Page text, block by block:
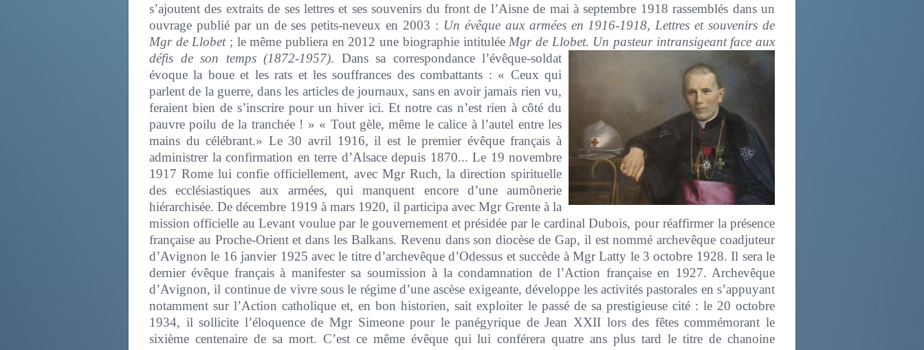
s’ajoutent des extraits de ses lettres et ses souvenirs du front de l’Aisne de mai à septembre 1918 rassemblés dans un
ouvrage publié par un de ses petits-neveux en 2003 : Un évêque aux armées en 1916-1918, Lettres et souvenirs de
Mgr de Llobet; le même publiera en 2012 une biographie intitulée Mgr de Llobet. Un pasteur intransigeant face aux
défis de son temps (1872-1957). Dans sa correspondance l’évêque-soldat
évoque la boue et les rats et les souffrances des combattants : « Ceux qui
parlent de la guerre, dans les articles de journaux, sans en avoir jamais rien vu,
feraient bien de s’inscrire pour un hiver ici. Et notre cas n’est rien à côté du
pauvre poilu de la tranchée ! » « Tout gèle, même le calice à l’autel entre les
mains du célébrant.» Le 30 avril 1916, il est le premier évêque français à
administrer la confirmation en terre d’Alsace depuis 1870... Le 19 novembre
1917 Rome lui confie officiellement, avec Mgr Ruch, la direction spirituelle
des ecclésiastiques aux armées, qui manquent encore d’une aumônerie
hiérarchisée. De décembre 1919 à mars 1920, il participa avec Mgr Grente à la
mission officielle au Levant voulue par le gouvernement et présidée par le cardinal Dubois, pour réaffirmer la présence
française au Proche-Orient et dans les Balkans. Revenu dans son diocèse de Gap, il est nommé archevêque coadjuteur
d’Avignon le 16 janvier 1925 avec le titre d’archevêque d’Odessus et succède à Mgr Latty le 3 octobre 1928. Il sera le
dernier évêque français à manifester sa soumission à la condamnation de l’Action française en 1927. Archevêque
d’Avignon, il continue de vivre sous le régime d’une ascèse exigeante, développe les activités pastorales en s’appuyant
notamment sur l’Action catholique et, en bon historien, sait exploiter le passé de sa prestigieuse cité : le 20 octobre
1934, il sollicite l’éloquence de Mgr Simeone pour le panégyrique de Jean XXII lors des fêtes commémorant le
sixième centenaire de sa mort. C’est ce même évêque qui lui conférera quatre ans plus tard le titre de chanoine